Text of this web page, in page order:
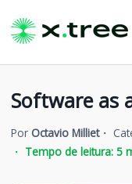
Software as
Por Octavio Milliet
Tempo de leitura: 5